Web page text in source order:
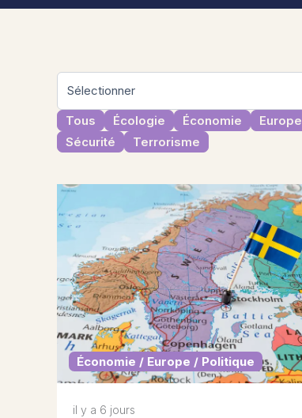
Tous Écologie Économie Europe
Sécurité
Terrorisme
Économie / Europe / Politique
il y a 6 jours